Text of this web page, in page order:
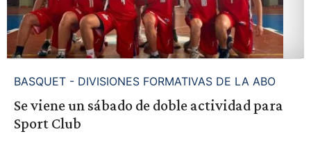
BASQUET - DIVISIONES FORMATIVAS DE LA ABO
Se viene un sábado de doble actividad para
Sport Club